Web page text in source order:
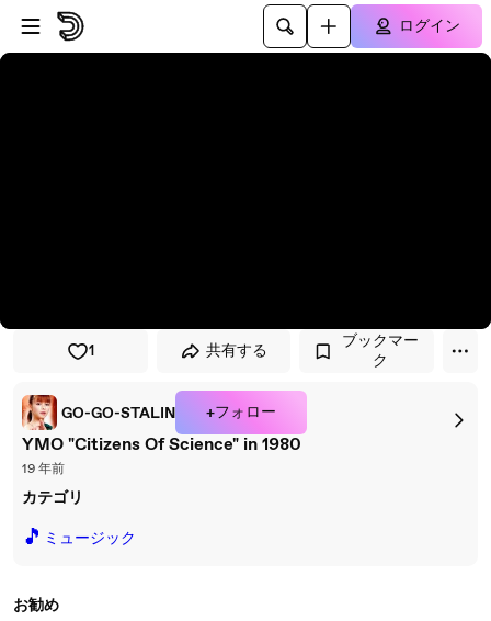
プレイヤーにスキップ
メインコンテンツにスキップ
ログイン
1 共有する
ブックマー
ク
GO-GO-STALIN +フォロー
YMO "Citizens Of Science" in 1980
19 年前
カテゴリ
🎵 ミュージック
お勧め